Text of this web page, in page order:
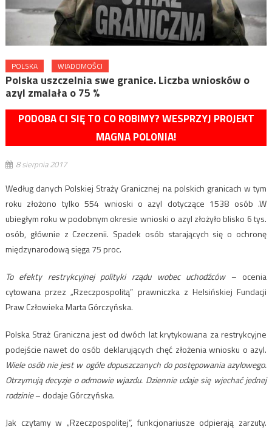
POLSKA WIADOMOŚCI
Polska uszczelnia swe granice. Liczba wniosków o
azyl zmalała o 75 %
PODOBA CI SIĘ TO CO ROBIMY? WESPRZYJ PROJEKT
MAGNA POLONIA!
8 sierpnia 2017
Według danych Polskiej Straży Granicznej na polskich granicach w tym
roku złożono tylko 554 wnioski o azyl dotyczące 1538 osób .W
ubiegłym roku w podobnym okresie wnioski o azyl złożyło blisko 6 tys.
osób, głównie z Czeczenii. Spadek osób starających się o ochronę
międzynarodową sięga 75 proc.
To efekty restrykcyjnej polityki rządu wobec uchodźców – ocenia
cytowana przez „Rzeczpospolitą” prawniczka z Helsińskiej Fundacji
Praw Człowieka Marta Górczyńska.
Polska Straż Graniczna jest od dwóch lat krytykowana za restrykcyjne
podejście nawet do osób deklarujących chęć złożenia wniosku o azyl.
Wiele osób nie jest w ogóle dopuszczanych do postępowania azylowego.
Otrzymują decyzje o odmowie wjazdu. Dziennie udaje się wjechać jednej
rodzinie– dodaje Górczyńska.
Jak czytamy w „Rzeczpospolitej”, funkcjonariusze odpierają zarzuty.